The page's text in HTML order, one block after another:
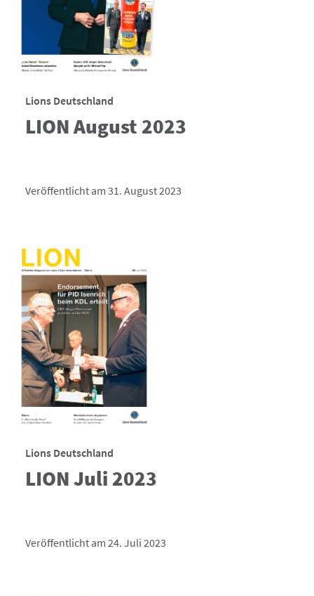
Lions Deutschland
LION August 2023
Veröffentlicht am 31. August 2023
Lions Deutschland
LION Juli 2023
Veröffentlicht am 24. Juli 2023